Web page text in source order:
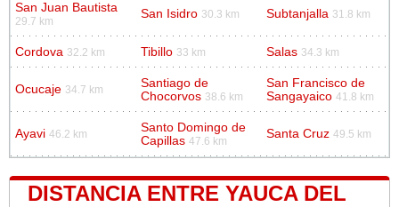
San Juan Bautista
29.7 km
San Isidro 30.3 km Subtanjalla 31.8 km
Cordova 32.2 km Tibillo 33 km Salas 34.3 km
Ocucaje 34.7 km
Santiago de
Chocorvos 38.6 km
San Francisco de
Sangayaico 41.8 km
Ayavi 46.2 km
Santo Domingo de
Capillas 47.6 km
Santa Cruz 49.5 km
DISTANCIA ENTRE YAUCA DEL